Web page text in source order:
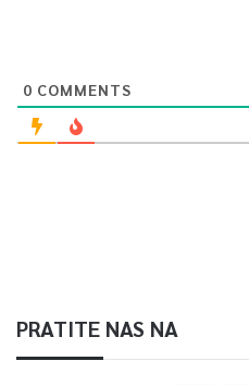
0 COMMENTS
PRATITE NAS NA